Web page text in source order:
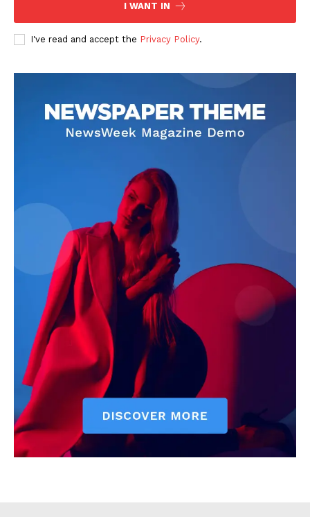
Contact us
Subscription Plans
My account
I WANT IN
I've read and accept the Privacy Policy.